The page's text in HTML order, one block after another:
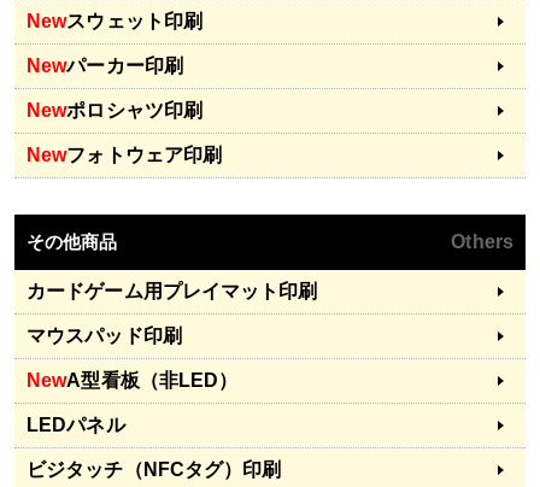
Newスウェット印刷
Newパーカー印刷
Newポロシャツ印刷
Newフォトウェア印刷
その他商品 Others
カードゲーム用プレイマット印刷
マウスパッド印刷
NewA型看板（非LED）
LEDパネル
ビジタッチ（NFCタグ）印刷